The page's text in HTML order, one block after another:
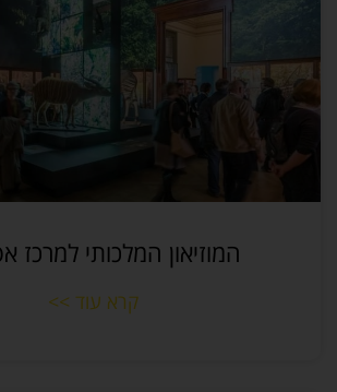
המוזיאון המלכותי למרכז
קרא עוד >>